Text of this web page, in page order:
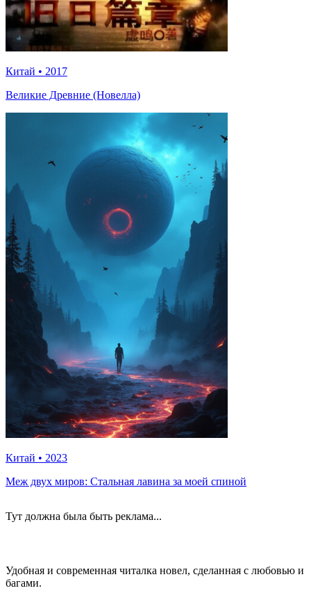
Китай • 2017
Великие Древние (Новелла)
Китай • 2023
Меж двух миров: Стальная лавина за моей спиной
Тут должна была быть реклама...
Удобная и современная читалка новел, сделанная с любовью и
багами.